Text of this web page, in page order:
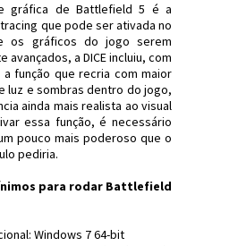
gráfica de Battlefield 5 é a
que pode ser ativada no
os gráficos do jogo serem
avançados, a DICE incluiu, com
a função que recria com maior
luz e sombras dentro do jogo,
ainda mais realista ao visual
essa função, é necessário
pouco mais poderoso que o
pediria.
para rodar Battlefield
Windows 7 64-bit